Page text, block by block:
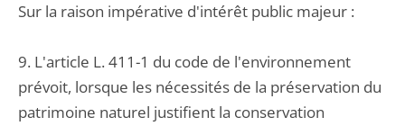
Sur la raison impérative d'intérêt public majeur :
9. L'article L. 411-1 du code de l'environnement
prévoit, lorsque les nécessités de la préservation du
patrimoine naturel justifient la conservation